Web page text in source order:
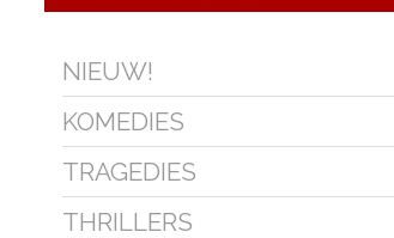
NIEUW!
KOMEDIES
TRAGEDIES
THRILLERS